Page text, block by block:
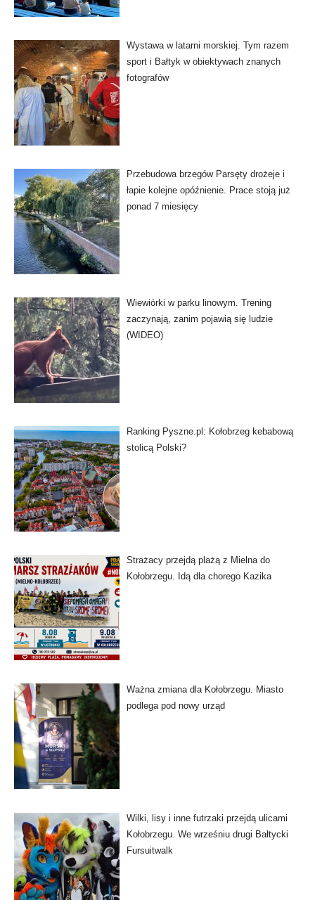
Wystawa w latarni morskiej. Tym razem
sport i Bałtyk w obiektywach znanych
fotografów
Przebudowa brzegów Parsęty drożeje i
łapie kolejne opóźnienie. Prace stoją już
ponad 7 miesięcy
Wiewiórki w parku linowym. Trening
zaczynają, zanim pojawią się ludzie
(WIDEO)
Ranking Pyszne.pl: Kołobrzeg kebabową
stolicą Polski?
Strażacy przejdą plażą z Mielna do
Kołobrzegu. Idą dla chorego Kazika
Ważna zmiana dla Kołobrzegu. Miasto
podlega pod nowy urząd
Wilki, lisy i inne futrzaki przejdą ulicami
Kołobrzegu. We wrześniu drugi Bałtycki
Fursuitwalk